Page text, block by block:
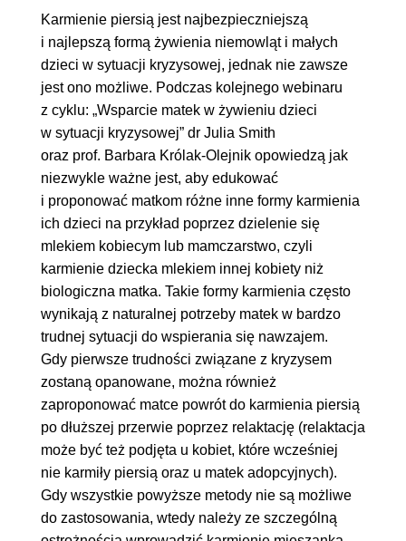
Karmienie piersią jest najbezpieczniejszą
i najlepszą formą żywienia niemowląt i małych
dzieci w sytuacji kryzysowej, jednak nie zawsze
jest ono możliwe. Podczas kolejnego webinaru
z cyklu: „Wsparcie matek w żywieniu dzieci
w sytuacji kryzysowej” dr Julia Smith
oraz prof. Barbara Królak-Olejnik opowiedzą jak
niezwykle ważne jest, aby edukować
i proponować matkom różne inne formy karmienia
ich dzieci na przykład poprzez dzielenie się
mlekiem kobiecym lub mamczarstwo, czyli
karmienie dziecka mlekiem innej kobiety niż
biologiczna matka. Takie formy karmienia często
wynikają z naturalnej potrzeby matek w bardzo
trudnej sytuacji do wspierania się nawzajem.
Gdy pierwsze trudności związane z kryzysem
zostaną opanowane, można również
zaproponować matce powrót do karmienia piersią
po dłuższej przerwie poprzez relaktację (relaktacja
może być też podjęta u kobiet, które wcześniej
nie karmiły piersią oraz u matek adopcyjnych).
Gdy wszystkie powyższe metody nie są możliwe
do zastosowania, wtedy należy ze szczególną